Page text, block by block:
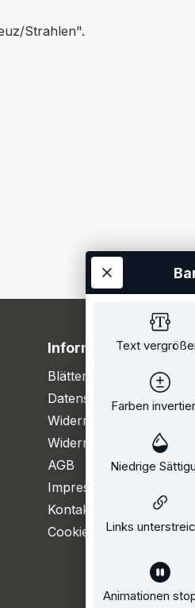
Strahlen".
Information
Blätterkatalog
Datenschutzerklärung
Widerrufsbelehrung
Widerrufsformular
AGB
Impressum
Kontakt
Cookie Einstellungen
Text
Farben
Niedrige
Links
Animationen